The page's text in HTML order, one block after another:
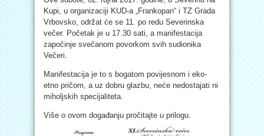
Kupi, u organizaciji KUD-a „Frankopan“ i TZ Grada
Vrbovsko, održat će se 11. po redu Severinska
večer. Početak je u 17.30 sati, a manifestacija
započinje svečanom povorkom svih sudionika
Večeri.
Manifestacija je to s bogatom povijesnom i eko-
etno pričom, a uz dobru glazbu, neće nedostajati ni
miholjskih specijaliteta.
Više o ovom događanju pročitajte u prilogu.